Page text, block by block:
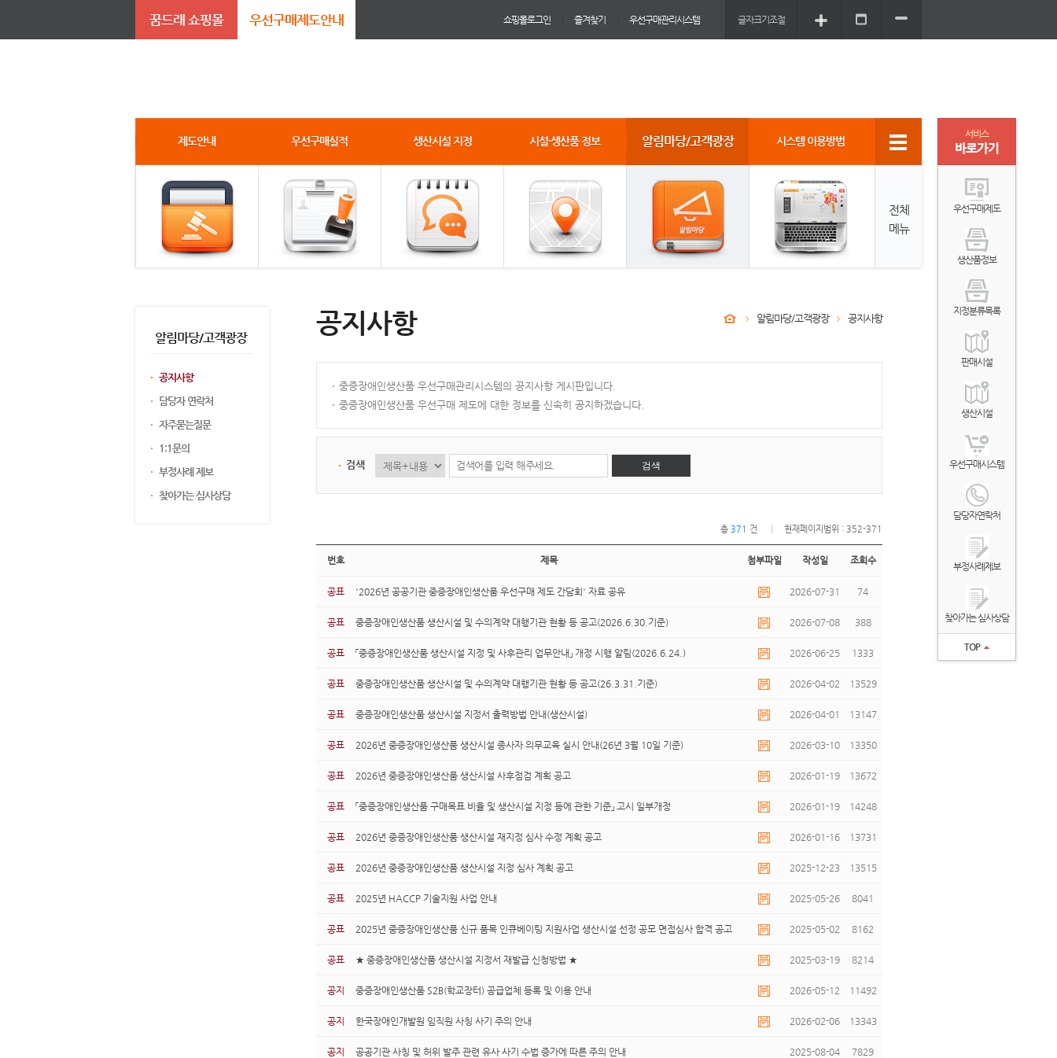
꿈드래 쇼핑몰 우선구매제도안내 쇼핑몰로그인 즐겨찾기 우선구매관리시스템 글자크기조절
제도안내 우선구매실적 생산시설 지정 시설·생산품 정보 알림마당/고객광장 시스템 이용방법
전체
메뉴
알림마당/고객광장
공지사항
담당자 연락처
자주묻는질문
1:1문의
부정사례 제보
찾아가는 심사상담
공지사항 알림마당/고객광장 공지사항
중증장애인생산품 우선구매관리시스템의 공지사항 게시판입니다.
중증장애인생산품 우선구매 제도에 대한 정보를 신속히 공지하겠습니다.
검색 검색
총 371 건 현재페이지범위 : 352-371
번호 제목 첨부파일 작성일 조회수
공표 '2026년 공공기관 중증장애인생산품 우선구매 제도 간담회' 자료 공유 2026-07-31 74
공표 중증장애인생산품 생산시설 및 수의계약 대행기관 현황 등 공고(2026.6.30.기준) 2026-07-08 388
공표 「중증장애인생산품 생산시설 지정 및 사후관리 업무안내」 개정 시행 알림(2026.6.24.) 2026-06-25 1333
공표 중증장애인생산품 생산시설 및 수의계약 대행기관 현황 등 공고(26.3.31.기준) 2026-04-02 13529
공표 중증장애인생산품 생산시설 지정서 출력방법 안내(생산시설) 2026-04-01 13147
공표 2026년 중증장애인생산품 생산시설 종사자 의무교육 실시 안내(26년 3월 10일 기준) 2026-03-10 13350
공표 2026년 중증장애인생산품 생산시설 사후점검 계획 공고 2026-01-19 13672
공표 「중증장애인생산품 구매목표 비율 및 생산시설 지정 등에 관한 기준」 고시 일부개정 2026-01-19 14248
공표 2026년 중증장애인생산품 생산시설 재지정 심사 수정 계획 공고 2026-01-16 13731
공표 2026년 중증장애인생산품 생산시설 지정 심사 계획 공고 2025-12-23 13515
공표 2025년 HACCP 기술지원 사업 안내 2025-05-26 8041
공표 2025년 중증장애인생산품 신규 품목 인큐베이팅 지원사업 생산시설 선정 공모 면접심사 합격 공고 2025-05-02 8162
공표 ★ 중증장애인생산품 생산시설 지정서 재발급 신청방법 ★ 2025-03-19 8214
공지 중증장애인생산품 S2B(학교장터) 공급업체 등록 및 이용 안내 2026-05-12 11492
공지 한국장애인개발원 임직원 사칭 사기 주의 안내 2026-02-06 13343
공지 공공기관 사칭 및 허위 발주 관련 유사 사기 수법 증가에 따른 주의 안내 2025-08-04 7829
서비스
바로가기
우선구매제도
생산품정보
지정분류목록
판매시설
생산시설
우선구매시스템
담당자연락처
부정사례제보
찾아가는 심사상담
TOP